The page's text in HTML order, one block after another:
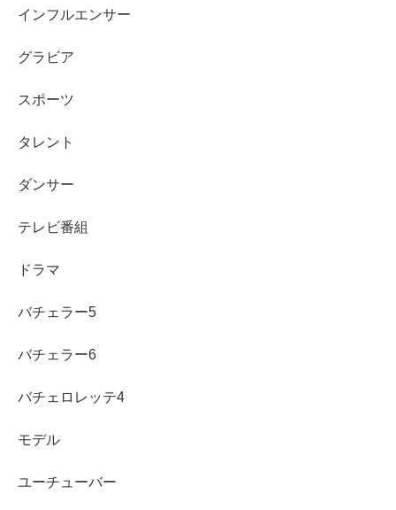
きやすい
少期」と「山元虎太郎（孫）」で整理すると分かり
演
役）』『二月の勝者（ガイア役）』などがある
Eテレ『こども・エール！～アジアこどもドラマ～』
CMは池田模範堂「液体ムヒS」、P＆G「車のファブ
と覚えやすい
がいちばん早い楽しみ方です。気になった作品からチェッ
てきます。
インフルエンサー
グラビア
スポーツ
タレント
ダンサー
テレビ番組
ドラマ
バチェラー5
バチェラー6
バチェロレッテ4
モデル
ユーチューバー